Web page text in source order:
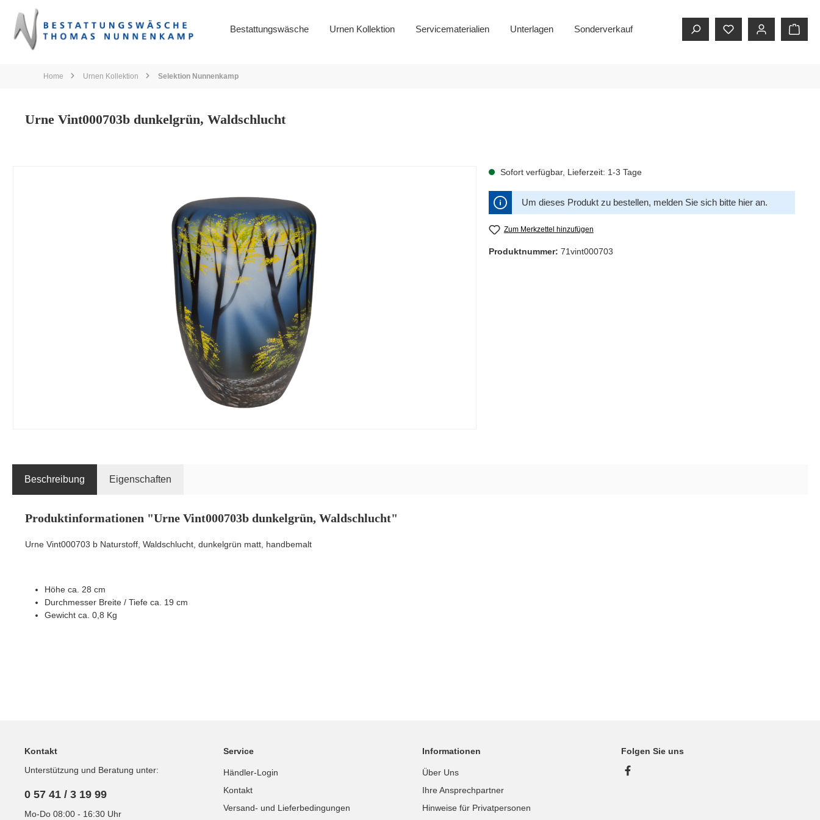
Bestattungswäsche Urnen Kollektion Servicematerialien Unterlagen Sonderverkauf
Home Urnen Kollektion Selektion Nunnenkamp
Urne Vint000703b dunkelgrün, Waldschlucht
Sofort verfügbar, Lieferzeit: 1-3 Tage
Um dieses Produkt zu bestellen, melden Sie sich bitte hieran.
Zum Merkzettel hinzufügen
Produktnummer: 71vint000703
Beschreibung Eigenschaften
Produktinformationen "Urne Vint000703b dunkelgrün, Waldschlucht"
Urne Vint000703 b Naturstoff, Waldschlucht, dunkelgrün matt, handbemalt
Höhe ca. 28 cm
Durchmesser Breite / Tiefe ca. 19 cm
Gewicht ca. 0,8 Kg
Kontakt
Unterstützung und Beratung unter:
0 57 41 / 3 19 99
Mo-Do 08:00 - 16:30 Uhr
Service
Händler-Login
Kontakt
Versand- und Lieferbedingungen
Informationen
Über Uns
Ihre Ansprechpartner
Hinweise für Privatpersonen
Folgen Sie uns
Facebook